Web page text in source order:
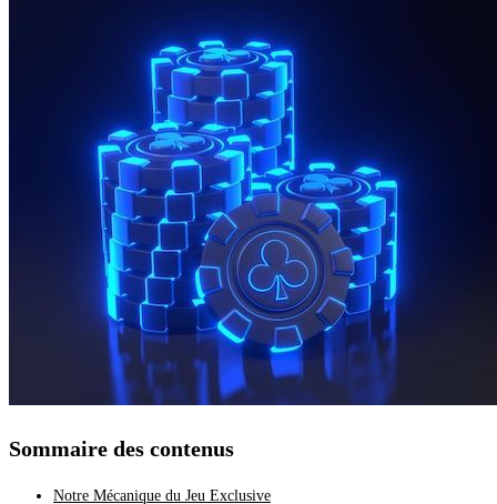
Sommaire des contenus
Notre Mécanique du Jeu Exclusive